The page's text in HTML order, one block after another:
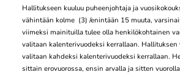
Hallitukseen kuuluu puheenjohtaja ja
vähintään kolme (3) /enintään 15 muuta,
viimeksi mainituilla tulee olla henki­lö­koh­tainen
valitaan ka­lente­rivuodeksi kerrallaan.
vali­taan kahdeksi kalente­rivuo­deksi kerral­laan.
sittain erovuorossa, ensin arval­la ja sitten